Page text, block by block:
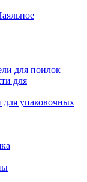
для поилок
для упаковочных